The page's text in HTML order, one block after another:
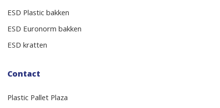
ESD Plastic bakken
ESD Euronorm bakken
ESD kratten
Contact
Plastic Pallet Plaza